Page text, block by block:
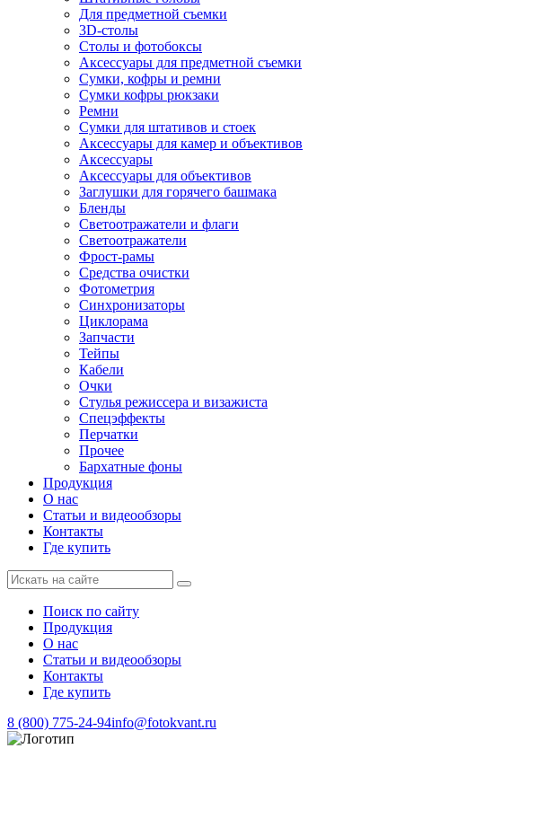
Для предметной съемки
3D-столы
Столы и фотобоксы
Аксессуары для предметной съемки
Сумки, кофры и ремни
Сумки кофры рюкзаки
Ремни
Сумки для штативов и стоек
Аксессуары для камер и объективов
Аксессуары
Аксессуары для объективов
Заглушки для горячего башмака
Бленды
Светоотражатели и флаги
Светоотражатели
Фрост-рамы
Средства очистки
Фотометрия
Синхронизаторы
Циклорама
Запчасти
Тейпы
Кабели
Очки
Стулья режиссера и визажиста
Спецэффекты
Перчатки
Прочее
Бархатные фоны
Продукция
О нас
Статьи и видеообзоры
Контакты
Где купить
Поиск по сайту
Продукция
О нас
Статьи и видеообзоры
Контакты
Где купить
8 (800) 775-24-94info@fotokvant.ru